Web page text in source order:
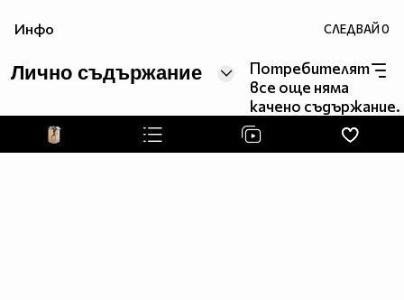
Инфо СЛЕДВАЙ0
Лично съдържание
Потребителят
все още няма
качено съдържание.